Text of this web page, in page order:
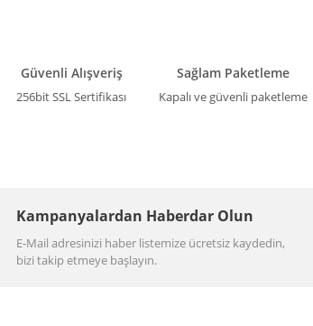
Güvenli Alışveriş
256bit SSL Sertifikası
Sağlam Paketleme
Kapalı ve güvenli paketleme
Kampanyalardan Haberdar Olun
E-Mail adresinizi haber listemize ücretsiz kaydedin,
bizi takip etmeye başlayın.